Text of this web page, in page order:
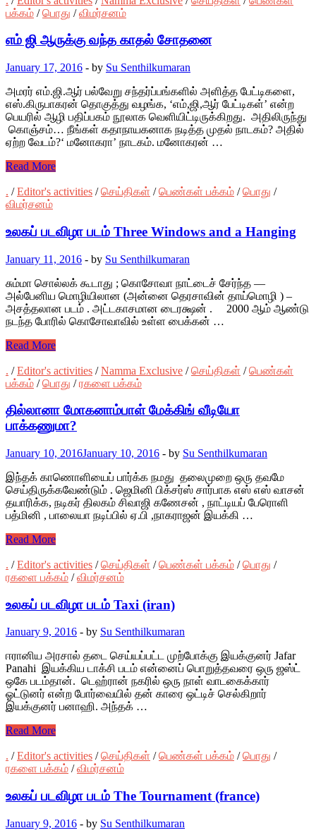
பக்கம் /பொது /விமர்சனம்
எம் ஜி ஆருக்கு வந்த காதல் சோதனை
January 17, 2016 - by Su Senthilkumaran
அமரர் எம்.ஜி.ஆர் பல்வேறு சந்தர்ப்பங்களில் அளித்த பேட்டிகளை,
எஸ்.கிருபாகரன் தொகுத்து வழங்க, ‘எம்,ஜி,ஆர் பேட்டிகள்’ என்ற
பெயரில் ஆழி பதிப்பகம் நூலாக‌ வெளியிட்டிருக்கிறது. அதிலிருந்து
கொஞ்சம்… நீங்கள் கதாநாயகனாக நடித்த முதல் நாடகம்? அதில்
ஏற்ற வேடம்?‘ மனோகரா’ நாடகம். மனோகரன் …
Read More
. /Editor's activities /செய்திகள் /பெண்கள் பக்கம் /பொது /
விமர்சனம்
உலகப் படவிழா படம் Three Windows and a Hanging
January 11, 2016 - by Su Senthilkumaran
சும்மா சொல்லக் கூடாது ; கொசோவா நாட்டைச் சேர்ந்த —
அல்பேனிய மொழியிலான (அன்னை தெரசாவின் தாய்மொழி ) –
அசத்தலான படம் . அட்டகாசமான டைரக்ஷன் . 2000 ஆம் ஆண்டு
நடந்த போரில் கொசோவாவில் உள்ள பைக்கன் …
Read More
. /Editor's activities /Namma Exclusive /செய்திகள் /பெண்கள்
பக்கம் /பொது /ரகளை பக்கம்
தில்லானா மோகனாம்பாள் மேக்கிங் வீடியோ
பாக்கணுமா?
January 10, 2016January 10, 2016 - by Su Senthilkumaran
இந்தக் காணொளியைப் பார்க்க நமது தலைமுறை ஒரு தவமே
செய்திருக்கவேண்டும் . ஜெமினி பிக்சர்ஸ் சார்பாக எஸ் எஸ் வாசன்
தயாரிக்க, நடிகர் திலகம் சிவாஜி கணேசன் , நாட்டியப் பேரொளி
பத்மினி , பாலையா நடிப்பில் ஏ.பி ,நாகராஜன் இயக்கி …
Read More
. /Editor's activities /செய்திகள் /பெண்கள் பக்கம் /பொது /
ரகளை பக்கம் /விமர்சனம்
உலகப் படவிழா படம் Taxi (iran)
January 9, 2016 - by Su Senthilkumaran
ஈரானிய அரசால் தடை செய்யப்பட்ட முற்போக்கு இயக்குனர் Jafar
Panahi இயக்கிய டாக்சி படம் என்னைப் பொறுத்தவரை ஒரு ஜஸ்ட்
ஒகே படம்தான். டெஹ்ரான் நகரில் ஒரு நாள் வாடகைக்கார்
ஓட்டுனர் என்ற போர்வையில் தன் காரை ஒட்டிச் செல்கிறார்
இயக்குனர் பனாஹி. அந்தக் …
Read More
. /Editor's activities /செய்திகள் /பெண்கள் பக்கம் /பொது /
ரகளை பக்கம் /விமர்சனம்
உலகப் படவிழா படம் The Tournament (france)
January 9, 2016 - by Su Senthilkumaran